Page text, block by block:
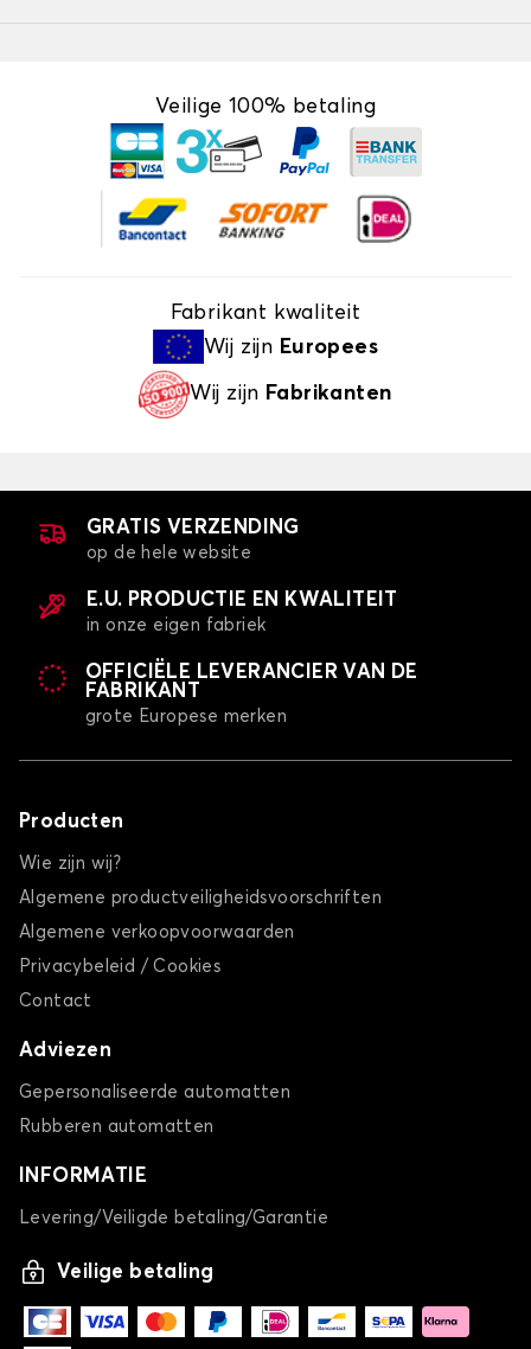
Veilige 100% betaling
Fabrikant kwaliteit
Wij zijn Europees
Wij zijn Fabrikanten
GRATIS VERZENDING
op de hele website
E.U. PRODUCTIE EN KWALITEIT
in onze eigen fabriek
OFFICIËLE LEVERANCIER VAN DE
FABRIKANT
grote Europese merken
Producten
Wie zijn wij?
Algemene productveiligheidsvoorschriften
Algemene verkoopvoorwaarden
Privacybeleid / Cookies
Contact
Adviezen
Gepersonaliseerde automatten
Rubberen automatten
INFORMATIE
Levering/Veiligde betaling/Garantie
Veilige betaling